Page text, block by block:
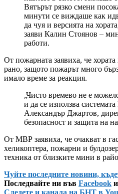
Вятърът рязко смени
минути се виждаше как
да чуя и версията на
заяви Калин Стоянов –
работи.
От пожарната заявиха, че
рано, защото пожарът много
имало време за реакция.
„Чисто времево не е
и да се използва
Александър Джартов,
безопасност и защита на
От МВР заявиха, че очакват в
хеликоптера, пожарни и
техника от близките мини в
Чуйте последните новини,
Последвайте ни във Facebook и
Следете и канала на БНТ в